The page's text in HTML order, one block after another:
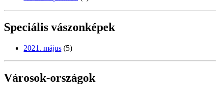
Speciális vászonképek
2021. május (5)
Városok-országok